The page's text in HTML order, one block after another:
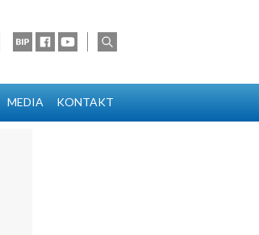
na czarnym
BIP FacebookYoutubewyszukaj
MEDIA KONTAKT